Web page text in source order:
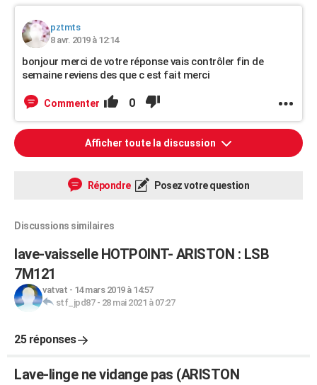
pztmts
8 avr. 2019 à 12:14
bonjour merci de votre réponse vais contrôler fin de
semaine reviens des que c est fait merci
Commenter 0
Afficher toute la discussion
Répondre Posez votre question
Discussions similaires
lave-vaisselle HOTPOINT- ARISTON : LSB
7M121
vatvat - 14 mars 2019 à 14:57
stf_jpd87- 28 mai 2021 à 07:27
25 réponses
Lave-linge ne vidange pas (ARISTON